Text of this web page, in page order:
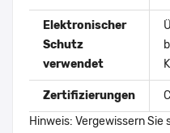
Elektronischer
Schutz
verwendet
Zertifizierungen
Hinweis: Vergewissern Sie